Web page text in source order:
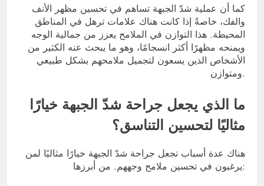
كما أن عملية شدّ الجبهة تساهم في تحسين مظهر الأنف
والفك، خاصةً إذا كانت هناك علامات ترهل في المناطق
المحيطة. هذا التوازن في الملامح يعزز من جمالية الوجه
ويمنحه مظهرًا أكثر انسجامًا، وهو ما يبحث عنه الكثير من
الأشخاص الذين يسعون لتجميل ملامحهم بشكل طبيعي
ومتوازن.
ما الذي يجعل جراحة شدّ الجبهة خيارًا
مثاليًا لتحسين التناسق؟
هناك عدة أسباب تجعل جراحة شدّ الجبهة خيارًا مثاليًا لمن
يرغبون في تحسين ملامح وجههم. من أبرزها: